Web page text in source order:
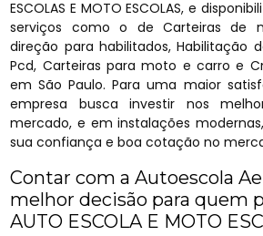
ESCOLAS E MOTO ESCOLAS, e
serviços como o de Carteiras de
direção para habilitados, Habilitação
Pcd, Carteiras para moto e carro e
em São Paulo. Para uma maior
empresa busca investir nos
mercado, e em instalações
sua confiança e boa cotação no
Contar com a Autoescola
melhor decisão para quem
AUTO ESCOLA E MOTO